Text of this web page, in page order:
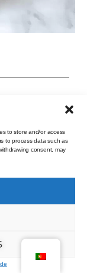
to store and/or access
to process data such as
consent, may
processo de
fermentado